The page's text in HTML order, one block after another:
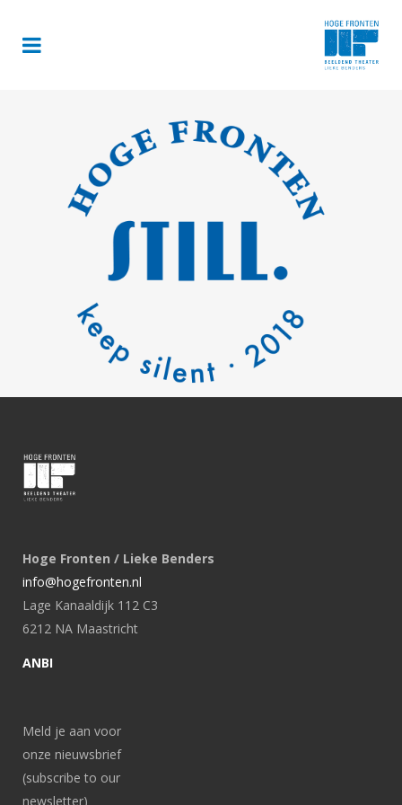
Hoge Fronten / Lieke Benders
info@hogefronten.nl
Lage Kanaaldijk 112 C3
6212 NA Maastricht
ANBI
Meld je aan voor
onze nieuwsbrief
(subscribe to our
newsletter)